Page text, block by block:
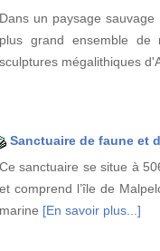
Dans un paysage
plus grand ensemble de
sculptures mégalithiques
Sanctuaire de faune et
Ce sanctuaire se situe à
et comprend l’île de
marine [En savoir plus...]